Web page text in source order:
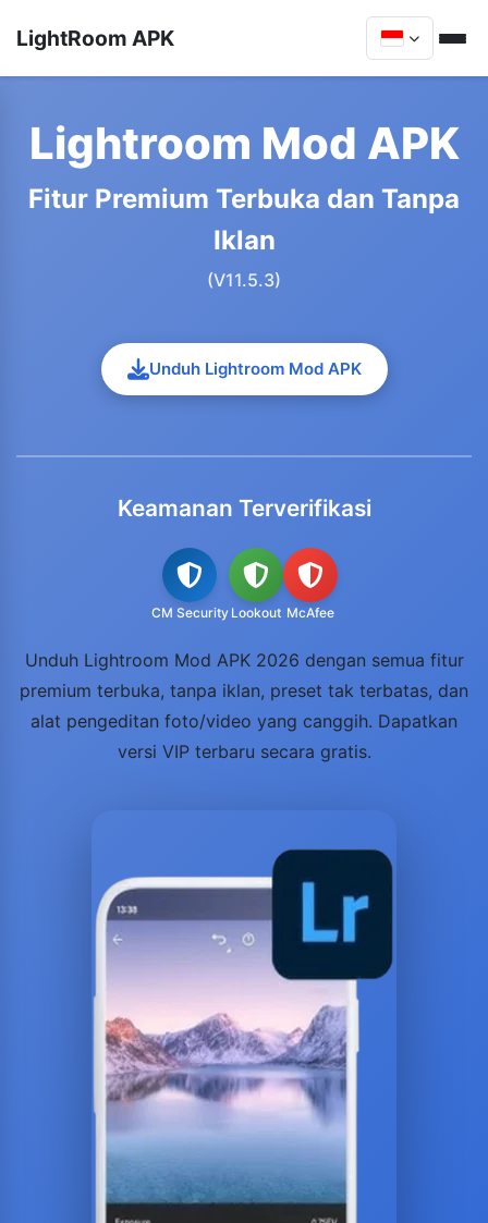
LightRoom APK
Lightroom Mod APK
Fitur Premium Terbuka dan Tanpa
Iklan
(V11.5.3)
Unduh Lightroom Mod APK
Keamanan Terverifikasi
CM Security Lookout McAfee
Unduh Lightroom Mod APK 2026 dengan semua fitur
premium terbuka, tanpa iklan, preset tak terbatas, dan
alat pengeditan foto/video yang canggih. Dapatkan
versi VIP terbaru secara gratis.